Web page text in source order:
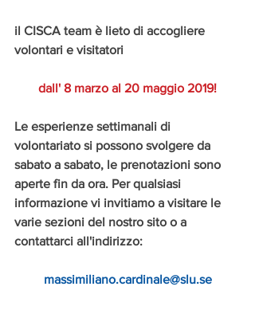
il CISCA team è lieto di accogliere
volontari e visitatori
dall' 8 marzo al 20 maggio 2019!
Le esperienze settimanali di
volontariato si possono svolgere da
sabato a sabato, le prenotazioni sono
aperte fin da ora. Per qualsiasi
informazione vi invitiamo a visitare le
varie sezioni del nostro sito o a
contattarci all'indirizzo:
massimiliano.cardinale@slu.se